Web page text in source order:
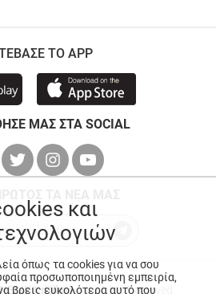
ΤΟ APP
ΜΑΣ ΣΤΑ SOCIAL
Kritikos. All Rights Reserved
και
όπως τα cookies για να σου
προσωποποιημένη εμπειρία,
βρεις ευκολότερα αυτό που